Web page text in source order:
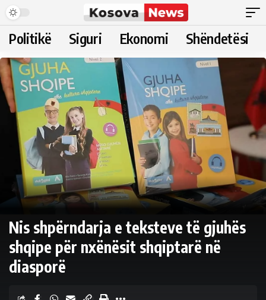
Politikë Siguri Ekonomi Shëndetësi
Nis shpërndarja e teksteve të gjuhës
shqipe për nxënësit shqiptarë në
diasporë